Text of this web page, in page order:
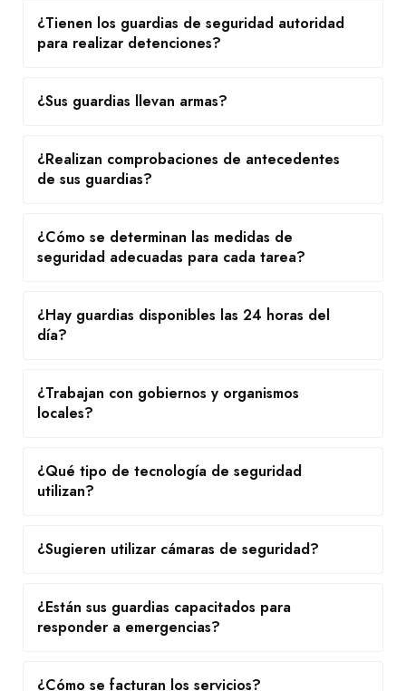
¿Tienen los guardias de seguridad autoridad
para realizar detenciones?
¿Sus guardias llevan armas?
¿Realizan comprobaciones de antecedentes
de sus guardias?
¿Cómo se determinan las medidas de
seguridad adecuadas para cada tarea?
¿Hay guardias disponibles las 24 horas del
día?
¿Trabajan con gobiernos y organismos
locales?
¿Qué tipo de tecnología de seguridad
utilizan?
¿Sugieren utilizar cámaras de seguridad?
¿Están sus guardias capacitados para
responder a emergencias?
¿Cómo se facturan los servicios?